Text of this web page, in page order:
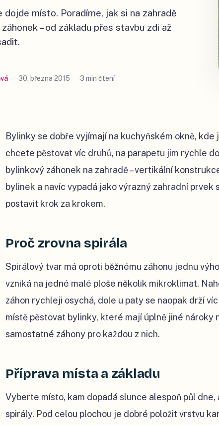
dojde místo. Poradíme, jak si na zahradě
– od základu přes stavbu zdi až
30. března 2015 3 min čtení
Bylinky se dobře vyjímají na kuchyňském okně,
chcete pěstovat víc druhů, na parapetu jim rychle
bylinkový záhonek na zahradě – vertikální
bylinek a navíc vypadá jako výrazný zahradní prvek
postavit krok za krokem.
Proč zrovna spirála
Spirálový tvar má oproti běžnému záhonu jednu
vzniká na jedné malé ploše několik mikroklimat.
záhon rychleji osychá, dole u paty se naopak drží
místě pěstovat bylinky, které mají úplně jiné nároky
samostatné záhony pro každou z nich.
Příprava místa a základu
Vyberte místo, kam dopadá slunce alespoň půl
spirály. Pod celou plochou je dobré položit vrstvu